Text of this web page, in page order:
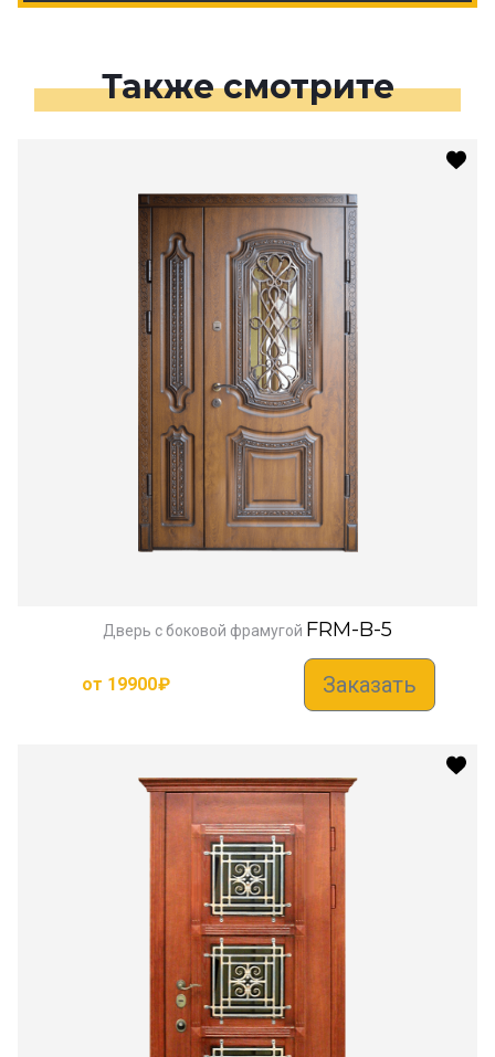
Также смотрите
Дверь с боковой фрамугой FRM-B-5
от 19900₽ Заказать